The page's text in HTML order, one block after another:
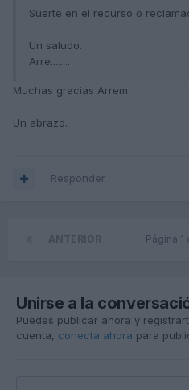
Suerte en el recurso o
Un saludo.
Arre........
Muchas gracias Arrem.
Un abrazo.
Responder
Página 1
Unirse a la
Puedes publicar ahora y
cuenta, conecta ahora para